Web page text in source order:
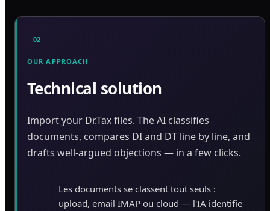
02
OUR APPROACH
Technical solution
Import your Dr.Tax files. The AI classifies
documents, compares DI and DT line by line, and
drafts well-argued objections — in a few clicks.
Les documents se classent tout seuls :
upload, email IMAP ou cloud — l'IA identifie